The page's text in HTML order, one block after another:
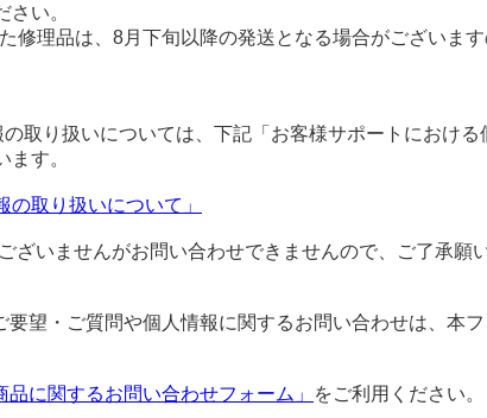
承ください。
修理品は、8月下旬以降の発送となる場合がございま
取り扱いについては、下記「お客様サポートにおける
す。
の取り扱いについて」
ざいませんがお問い合わせできませんので、ご了承願
望・ご質問や個人情報に関するお問い合わせは、本フ
品に関するお問い合わせフォーム」 をご利用ください。